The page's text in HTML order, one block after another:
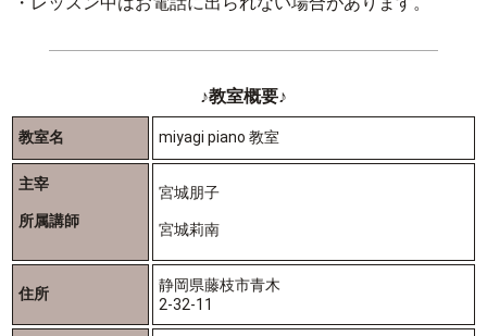
♪教室概要♪
教室名 miyagi piano 教室
主宰
所属講師
宮城朋子
宮城莉南
住所
静岡県藤枝市青木
2-32-11